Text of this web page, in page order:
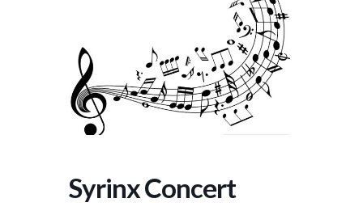
Syrinx Concert